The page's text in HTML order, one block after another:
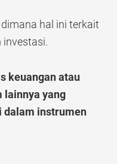
hal ini terkait
investasi.
keuangan atau
lainnya yang
dalam instrumen